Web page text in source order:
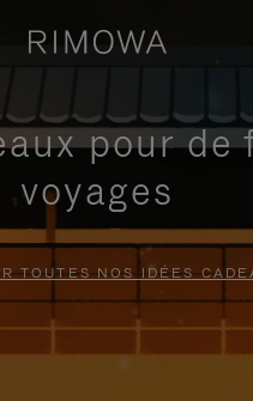
pour de
voyages
TOUTES NOS IDÉES